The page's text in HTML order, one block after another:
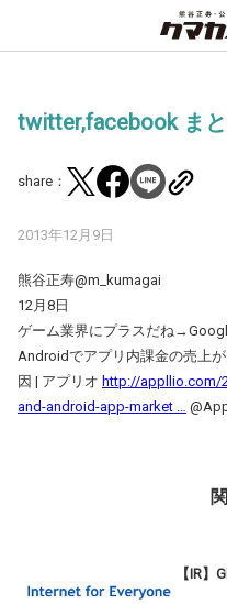
twitter,facebook ま
share：
2013年12月9日
熊谷正寿‏@m_kumagai
12月8日
ゲーム業界にプラスだね
Androidでアプリ内課金の売上
因 | アプリオ http://appllio.com/
and-android-app-market …
【IR】